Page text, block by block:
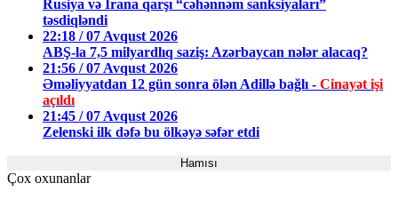
Rusiya və İrana qarşı “cəhənnəm sanksiyaları”
təsdiqləndi
22:18 / 07 Avqust 2026
ABŞ-la 7,5 milyardlıq saziş: Azərbaycan nələr alacaq?
21:56 / 07 Avqust 2026
Əməliyyatdan 12 gün sonra ölən Adillə bağlı - Cinayət işi
açıldı
21:45 / 07 Avqust 2026
Zelenski ilk dəfə bu ölkəyə səfər etdi
Hamısı
Çox oxunanlar